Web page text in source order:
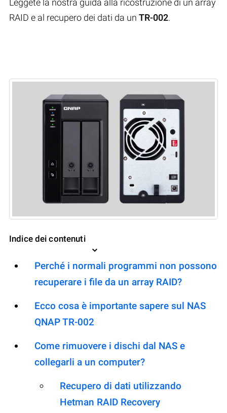
RAID e al recupero dei dati da un TR-002.
Indice dei contenuti
Perché i normali programmi non possono
recuperare i file da un array RAID?
Ecco cosa è importante sapere sul NAS
QNAP TR-002
Come rimuovere i dischi dal NAS e
collegarli a un computer?
Recupero di dati utilizzando
Hetman RAID Recovery